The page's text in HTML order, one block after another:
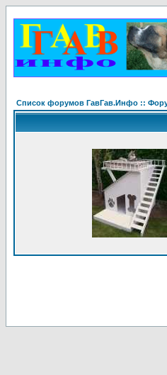
Список форумов ГавГав.Инфо ::